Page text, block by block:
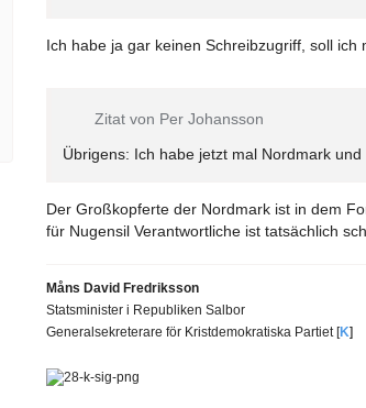
Ich habe ja gar keinen Schreibzugriff, soll ich
Zitat von Per Johansson
Übrigens: Ich habe jetzt mal Nordmark
Der Großkopferte der Nordmark ist in dem
für Nugensil Verantwortliche ist tatsächlich
Måns David Fredriksson
Statsminister i Republiken Salbor
Generalsekreterare för Kristdemokratiska Partiet [K]